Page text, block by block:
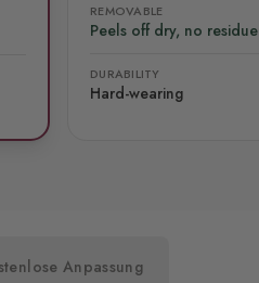
REMOVABLE
Peels off dry, no residue
DURABILITY
Hard-wearing
Anpassung